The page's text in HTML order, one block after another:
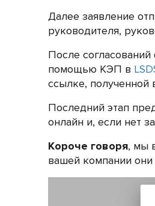
Далее заявление
руководителя,
После
помощью КЭП в
ссылке, полученной
Последний этап
онлайн и, если нет
Короче говоря, мы
вашей компании они